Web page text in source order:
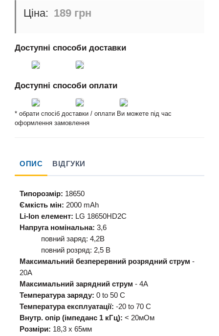
189 грн
Доступні способи доставки
Доступні способи оплати
* обрати спосіб доставки / оплати Ви можете під час
оформлення замовлення
ОПИС ВІДГУКИ
Типорозмір: 18650
Ємкість мін: 2000 mAh
Li-Ion елемент: LG 18650HD2C
Напруга номінальна: 3,6
повний заряд: 4,2В
повний розряд: 2,5 В
Максимальний безперервний розрядний струм -
20А
Максимальний зарядний струм - 4А
Температура заряду: 0 to 50 C
Температура експлуатації: -20 to 70 C
Внутр. опір (імпеданс 1 кГц): < 20мОм
Розміри: 18,3 х 65мм